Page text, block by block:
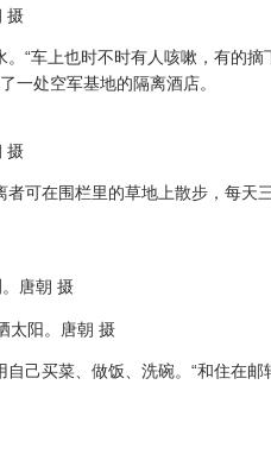
摄
车上也时不时有人咳嗽，有的摘
一处空军基地的隔离酒店。
摄
可在围栏里的草地上散步，每天
唐朝 摄
太阳。唐朝 摄
买菜、做饭、洗碗。“和住在邮